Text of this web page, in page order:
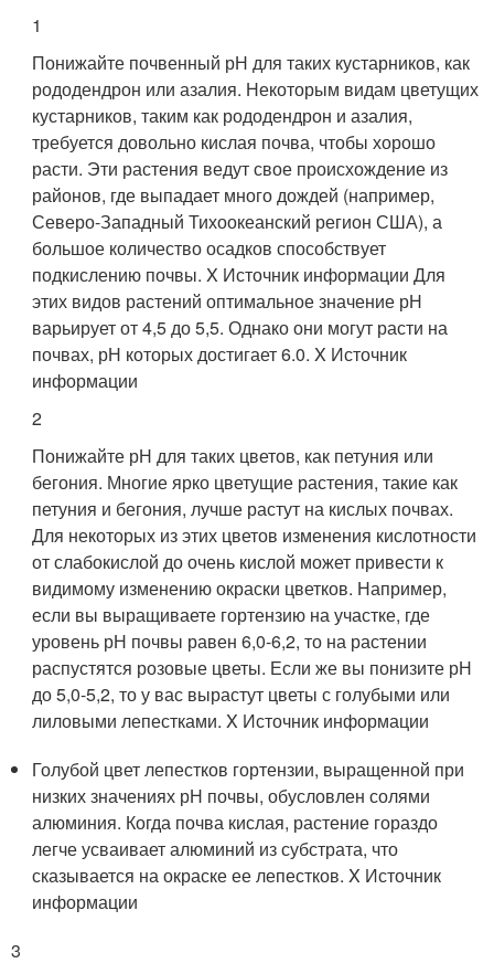
1
Понижайте почвенный рН для таких кустарников, как
рододендрон или азалия. Некоторым видам цветущих
кустарников, таким как рододендрон и азалия,
требуется довольно кислая почва, чтобы хорошо
расти. Эти растения ведут свое происхождение из
районов, где выпадает много дождей (например,
Северо-Западный Тихоокеанский регион США), а
большое количество осадков способствует
подкислению почвы. X Источник информацииДля
этих видов растений оптимальное значение рН
варьирует от 4,5 до 5,5. Однако они могут расти на
почвах, рН которых достигает 6.0. X Источник
информации
2
Понижайте рН для таких цветов, как петуния или
бегония. Многие ярко цветущие растения, такие как
петуния и бегония, лучше растут на кислых почвах.
Для некоторых из этих цветов изменения кислотности
от слабокислой до очень кислой может привести к
видимому изменению окраски цветков. Например,
если вы выращиваете гортензию на участке, где
уровень рН почвы равен 6,0-6,2, то на растении
распустятся розовые цветы. Если же вы понизите рН
до 5,0-5,2, то у вас вырастут цветы с голубыми или
лиловыми лепестками. X Источник информации
Голубой цвет лепестков гортензии, выращенной при
низких значениях рН почвы, обусловлен солями
алюминия. Когда почва кислая, растение гораздо
легче усваивает алюминий из субстрата, что
сказывается на окраске ее лепестков. X Источник
информации
3